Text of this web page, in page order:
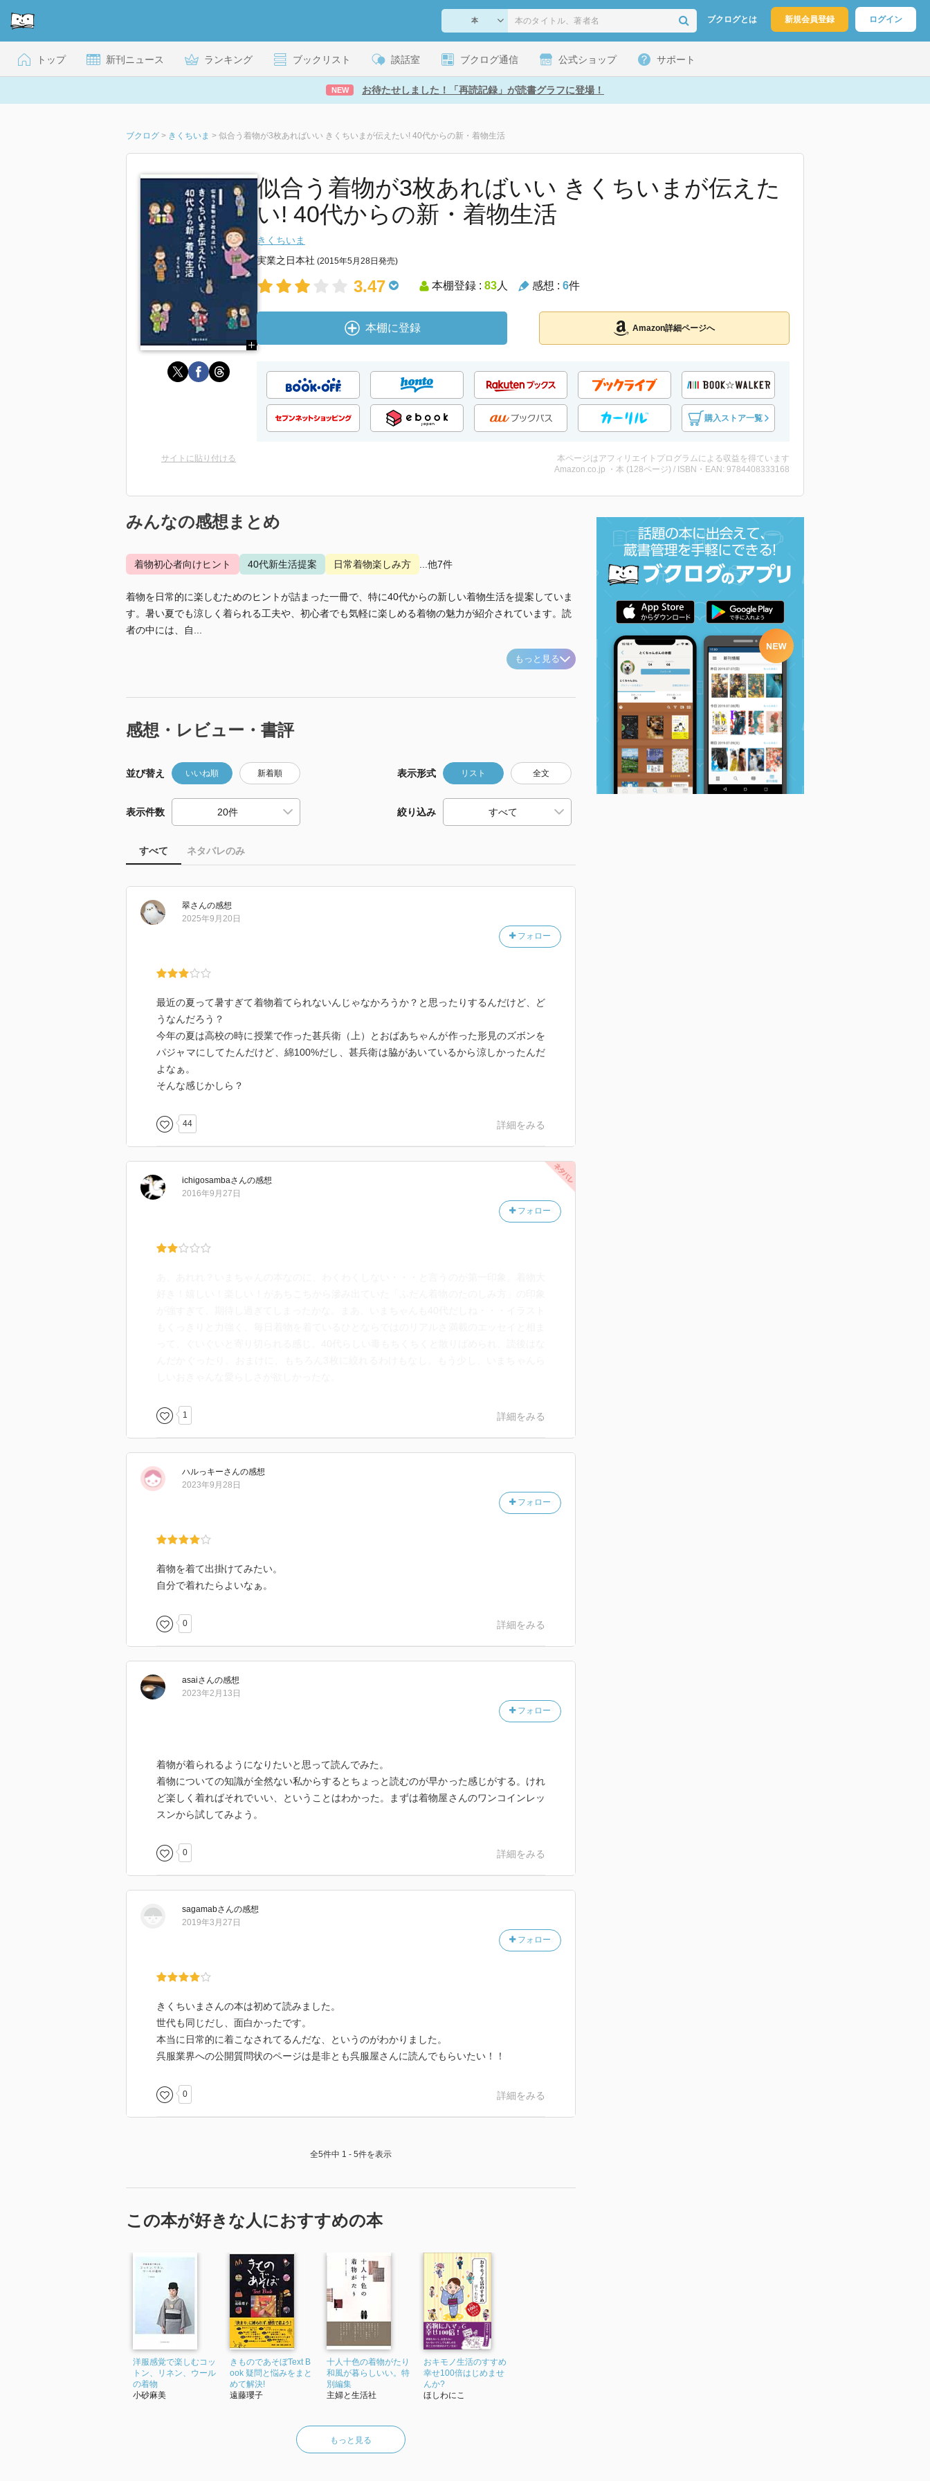
ブクログとは 新規会員登録 ログイン
トップ 新刊ニュース ランキング ブックリスト 談話室 ブクログ通信 公式ショップ サポート
NEW お待たせしました！「再読記録」が読書グラフに登場！
ブクログ > きくちいま > 似合う着物が3枚あればいい きくちいまが伝えたい! 40代からの新・着物生活
似合う着物が3枚あればいい きくちいまが伝えた
い! 40代からの新・着物生活
きくちいま
実業之日本社 (2015年5月28日発売)
3.47 本棚登録 : 83人 感想 : 6件
本棚に登録 Amazon詳細ページへ
購入ストア一覧
サイトに貼り付ける
本ページはアフィリエイトプログラムによる収益を得ています
Amazon.co.jp ・本 (128ページ) / ISBN・EAN: 9784408333168
みんなの感想まとめ
着物初心者向けヒント 40代新生活提案 日常着物楽しみ方 ...他7件
着物を日常的に楽しむためのヒントが詰まった一冊で、特に40代からの新しい着物生活を提案していま
す。暑い夏でも涼しく着られる工夫や、初心者でも気軽に楽しめる着物の魅力が紹介されています。読
者の中には、自...
もっと見る
感想・レビュー・書評
並び替え いいね順 新着順 表示形式 リスト 全文
表示件数 絞り込み
すべて ネタバレのみ
翠さんの感想
フォロー
2025年9月20日
最近の夏って暑すぎて着物着てられないんじゃなかろうか？と思ったりするんだけど、ど
うなんだろう？
今年の夏は高校の時に授業で作った甚兵衛（上）とおばあちゃんが作った形見のズボンを
パジャマにしてたんだけど、綿100%だし、甚兵衛は脇があいているから涼しかったんだ
よなぁ。
そんな感じかしら？
44 詳細をみる
ichigosambaさんの感想
フォロー
2016年9月27日
1 詳細をみる
ハルっキーさんの感想
フォロー
2023年9月28日
着物を着て出掛けてみたい。
自分で着れたらよいなぁ。
0 詳細をみる
asaiさんの感想
フォロー
2023年2月13日
着物が着られるようになりたいと思って読んでみた。
着物についての知識が全然ない私からするとちょっと読むのが早かった感じがする。けれ
ど楽しく着ればそれでいい、ということはわかった。まずは着物屋さんのワンコインレッ
スンから試してみよう。
0 詳細をみる
sagamabさんの感想
フォロー
2019年3月27日
きくちいまさんの本は初めて読みました。
世代も同じだし、面白かったです。
本当に日常的に着こなされてるんだな、というのがわかりました。
呉服業界への公開質問状のページは是非とも呉服屋さんに読んでもらいたい！！
0 詳細をみる
全5件中 1 - 5件を表示
この本が好きな人におすすめの本
洋服感覚で楽しむコッ
トン、リネン、ウール
の着物
小砂麻美
きものであそぼText B
ook 疑問と悩みをまと
めて解決!
遠藤瓔子
十人十色の着物がたり
和風が暮らしいい。特
別編集
主婦と生活社
おキモノ生活のすすめ
幸せ100倍はじめませ
んか?
ほしわにこ
もっと見る